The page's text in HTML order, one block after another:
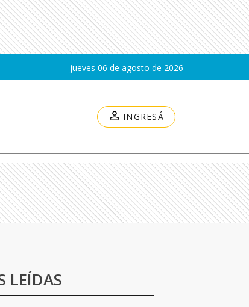
jueves 06 de agosto de 2026
INGRESÁ
LEÍDAS